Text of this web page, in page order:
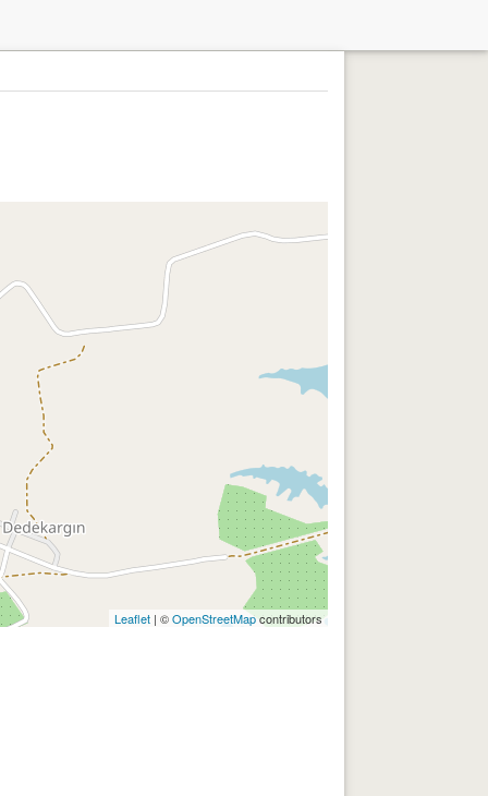
Leaflet | ©OpenStreetMapcontributors